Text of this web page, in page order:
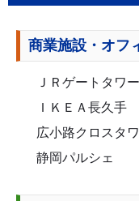
商業施設・オフ
ＪＲゲートタワー
ＩＫＥＡ長久手
広小路クロスタ
静岡パルシェ